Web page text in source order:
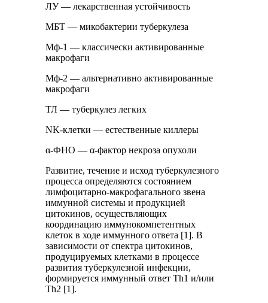
ЛУ — лекарственная устойчивость
МБТ — микобактерии туберкулеза
Мф-1 — классически активированные
макрофаги
Мф-2 — альтернативно активированные
макрофаги
ТЛ — туберкулез легких
NK-клетки — естественные киллеры
α-ФНО — α-фактор некроза опухоли
Развитие, течение и исход туберкулезного
процесса определяются состоянием
лимфоцитарно-макрофагального звена
иммунной системы и продукцией
цитокинов, осуществляющих
координацию иммунокомпетентных
клеток в ходе иммунного ответа [1]. В
зависимости от спектра цитокинов,
продуцируемых клетками в процессе
развития туберкулезной инфекции,
формируется иммунный ответ Th1 и/или
Th2 [1].